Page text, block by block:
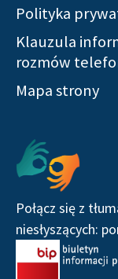
Polityka
Klauzula
rozmów
Mapa strony
Połącz się z
niesłyszących:
Serwisy